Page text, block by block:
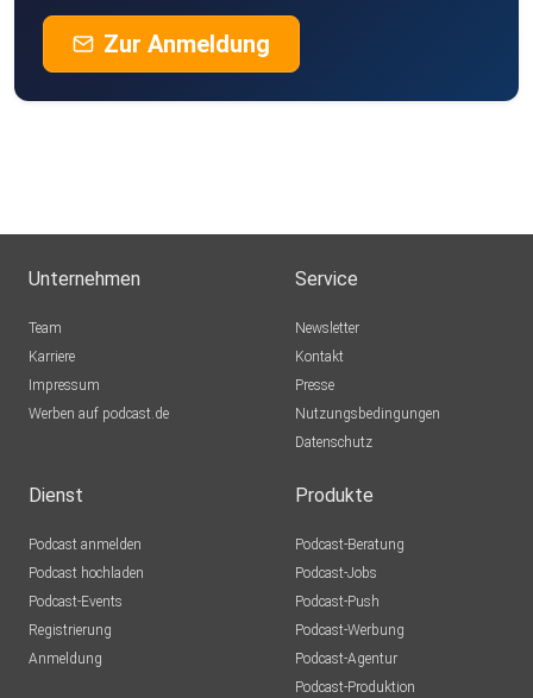
Zur Anmeldung
Unternehmen
Team
Karriere
Impressum
Werben auf podcast.de
Service
Newsletter
Kontakt
Presse
Nutzungsbedingungen
Datenschutz
Dienst
Podcast anmelden
Podcast hochladen
Podcast-Events
Registrierung
Anmeldung
Produkte
Podcast-Beratung
Podcast-Jobs
Podcast-Push
Podcast-Werbung
Podcast-Agentur
Podcast-Produktion